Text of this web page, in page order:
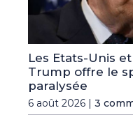
Les Etats-Unis
Trump offre le
paralysée
6 août 2026 | 3